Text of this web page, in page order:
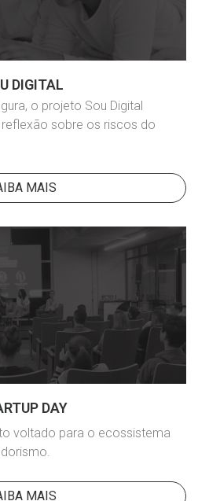
DIGITAL
o projeto Sou Digital
sobre os riscos do
MAIS
DAY
voltado para o ecossistema
MAIS